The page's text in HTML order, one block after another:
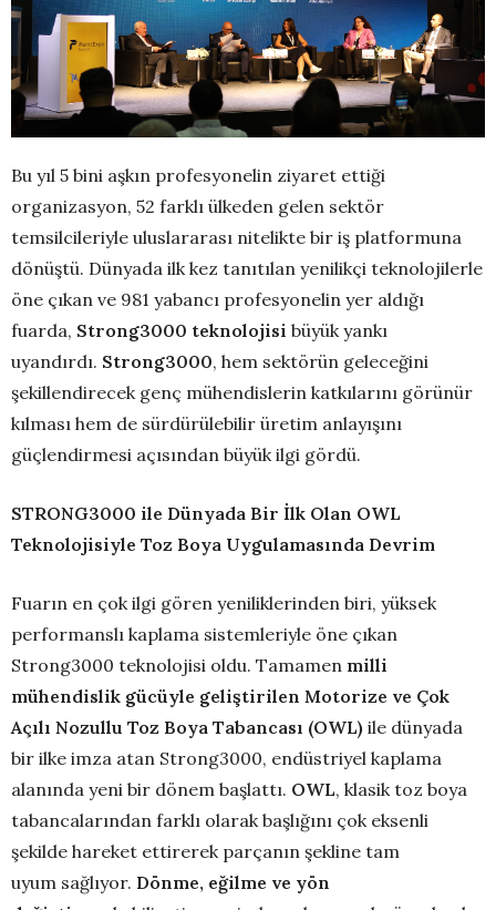
Bu yıl 5 bini aşkın profesyonelin ziyaret ettiği
organizasyon, 52 farklı ülkeden gelen sektör
temsilcileriyle uluslararası nitelikte bir iş platformuna
dönüştü. Dünyada ilk kez tanıtılan yenilikçi teknolojilerle
öne çıkan ve 981 yabancı profesyonelin yer aldığı
fuarda, Strong3000 teknolojisi büyük yankı
uyandırdı. Strong3000, hem sektörün geleceğini
şekillendirecek genç mühendislerin katkılarını görünür
kılması hem de sürdürülebilir üretim anlayışını
güçlendirmesi açısından büyük ilgi gördü.
STRONG3000 ile Dünyada Bir İlk Olan OWL
Teknolojisiyle Toz Boya Uygulamasında Devrim
Fuarın en çok ilgi gören yeniliklerinden biri, yüksek
performanslı kaplama sistemleriyle öne çıkan
Strong3000 teknolojisi oldu. Tamamen milli
mühendislik gücüyle geliştirilen Motorize ve Çok
Açılı Nozullu Toz Boya Tabancası (OWL) ile dünyada
bir ilke imza atan Strong3000, endüstriyel kaplama
alanında yeni bir dönem başlattı. OWL, klasik toz boya
tabancalarından farklı olarak başlığını çok eksenli
şekilde hareket ettirerek parçanın şekline tam
uyum sağlıyor. Dönme, eğilme ve yön